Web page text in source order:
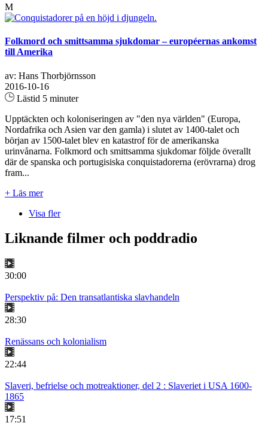
M
Folkmord och smittsamma sjukdomar – européernas ankomst
till Amerika
av: Hans Thorbjörnsson
2016-10-16
Lästid 5 minuter
Upptäckten och koloniseringen av "den nya världen" (Europa,
Nordafrika och Asien var den gamla) i slutet av 1400-talet och
början av 1500-talet blev en katastrof för de amerikanska
urinvånarna. Folkmord och smittsamma sjukdomar följde överallt
där de spanska och portugisiska conquistadorerna (erövrarna) drog
fram...
+ Läs mer
Visa fler
Liknande filmer och poddradio
30:00
Perspektiv på: Den transatlantiska slavhandeln
28:30
Renässans och kolonialism
22:44
Slaveri, befrielse och motreaktioner, del 2 : Slaveriet i USA 1600-
1865
17:51